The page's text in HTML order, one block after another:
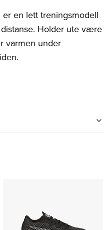
en lett treningsmodell
Holder ute være
varmen under